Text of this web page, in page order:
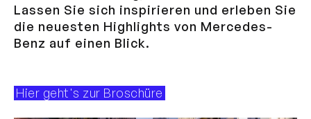
Lassen Sie sich inspirieren und erleben Sie
die neuesten Highlights von Mercedes-
Benz auf einen Blick.
Hier geht's zur Broschüre